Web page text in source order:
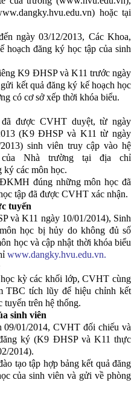
hoặc tại
ngày 03/12/2013, Các Khoa,
đăng ký học tập của sinh
K9 ĐHSP và K11 trước ngày
kết quả đăng ký kế hoạch học
có cơ sở xếp thời khóa biểu.
được CVHT duyệt, từ ngày
(K9 ĐHSP và K11 từ ngày
sinh viên truy cập vào hệ
Nhà trường tại địa chỉ
ký các môn học.
đúng những môn học đã
tập đã được CVHT xác nhận.
tuyến
và K11 ngày 10/01/2014), Sinh
học bị hủy do không đủ số
học và cập nhật thời khóa biểu
www.dangky.hvu.edu.vn.
kỳ các khối lớp, CVHT cùng
TBC tích lũy để hiệu chỉnh kết
tuyến trên hệ thống.
sinh viên
09/01/2014, CVHT đối chiếu và
ký (K9 ĐHSP và K11 thực
2014).
tạo tập hợp bảng kết quả đăng
của sinh viên và gửi về phòng